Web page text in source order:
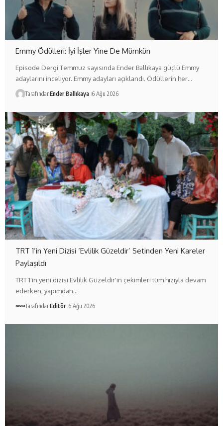
Emmy Ödülleri: İyi İşler Yine De Mümkün
Episode Dergi Temmuz sayısında Ender Ballıkaya güçlü Emmy
adaylarını inceliyor. Emmy adayları açıklandı. Ödüllerin her…
TarafındanEnder Ballıkaya 6 Ağu 2026
TRT 1’in Yeni Dizisi ‘Evlilik Güzeldir’ Setinden Yeni Kareler
Paylaşıldı
TRT 1'in yeni dizisi Evlilik Güzeldir'in çekimleri tüm hızıyla devam
ederken, yapımdan…
TarafındanEditör 6 Ağu 2026